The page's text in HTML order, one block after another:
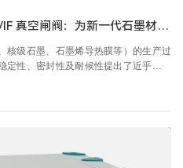
【行业专供】KJLC GV0600PVIF 真空闸阀：为新一代石墨材料生产打造极致稳定与纯净的真空环境
核级石墨、石墨烯导热膜等）的生产过
性、密封性及耐候性提出了近乎苛刻